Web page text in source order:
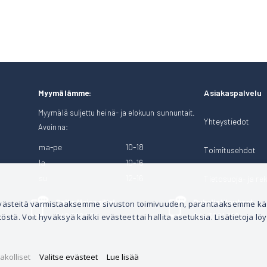
Myymälämme:
Myymälä suljettu heinä- ja elokuun sunnuntait.
Avoinna:
ma-pe
10-18
la
10-16
Asiakaspalvelu
Yhteystiedot
Toimitusehdot
Soita Heinosille!
040 528 1124
Puhelintilaukset
044 3001 399
varmistaaksemme sivuston toimivuuden, parantaaksemme
Voit hyväksyä kaikki evästeet tai hallita asetuksia. Lisätietoja
Valitse evästeet Lue lisää